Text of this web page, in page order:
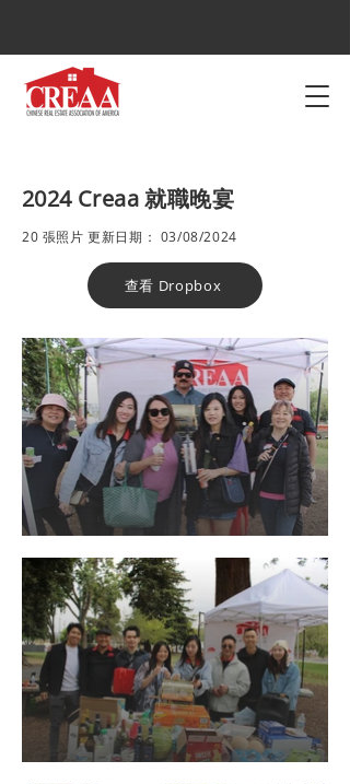
2024 Creaa 就職晚宴
20 張照片 更新日期： 03/08/2024
查看 Dropbox